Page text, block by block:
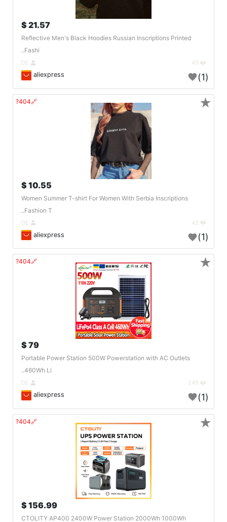
21.57 $
Reflective Men's Black Hoodies Russian Inscriptions Printed
Fashi..
aliexpress (1)
🔗404?
10.55 $
Women Summer T-shirt For Women With Serbia Inscriptions
Fashion T..
aliexpress (1)
★
🔗404?
79 $
Portable Power Station 500W Powerstation with AC Outlets
460Wh Li..
aliexpress (1)
★
🔗404?
156.99 $
CTOLITY AP400 2400W Power Station 2000Wh 1000Wh
★